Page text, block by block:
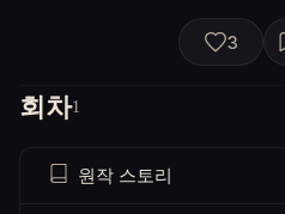
3
회차1
원작 스토리